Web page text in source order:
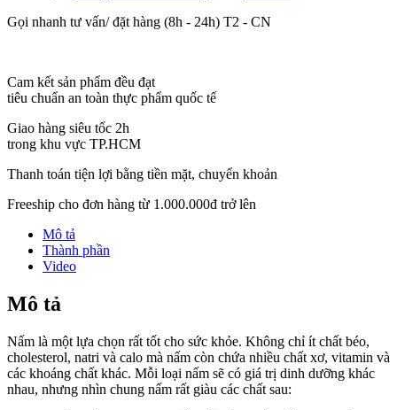
Gọi nhanh tư vấn/ đặt hàng (8h - 24h) T2 - CN
Cam kết sản phẩm đều đạt
tiêu chuẩn an toàn thực phẩm quốc tế
Giao hàng siêu tốc 2h
trong khu vực TP.HCM
Thanh toán tiện lợi bằng tiền mặt, chuyển khoản
Freeship cho đơn hàng từ 1.000.000đ trở lên
Mô tả
Thành phần
Video
Mô tả
Nấm là một lựa chọn rất tốt cho sức khỏe. Không chỉ ít chất béo,
cholesterol, natri và calo mà nấm còn chứa nhiều chất xơ, vitamin và
các khoáng chất khác. Mỗi loại nấm sẽ có giá trị dinh dưỡng khác
nhau, nhưng nhìn chung nấm rất giàu các chất sau: